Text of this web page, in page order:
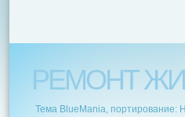
РЕМОНТ
Тема BlueMania, портирование: